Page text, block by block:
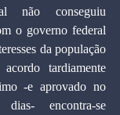
não conseguiu
o governo federal
da população
tardiamente
-e aprovado no
encontra-se